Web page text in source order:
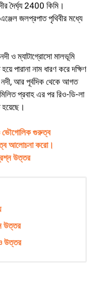
দৈর্ঘ্য 2400 কিমি।
জলপ্রপাত পৃথিবীর মধ্যে
ও ম্যাটাগ্রোসাে মালভূমি
পারানা নাম ধারণ করে দক্ষিণ
নদী, আর পূর্বদিক থেকে আগত
প্রবাহ এর পর রিও-ডি-লা
হয়েছে।
ভৌগোলিক গুরুত্ব
আলোচনা করো।
উত্তর
উত্তর
উত্তর